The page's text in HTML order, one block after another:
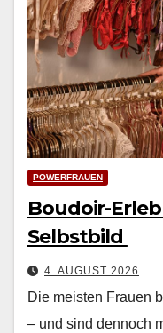
POWERFRAUEN
Boudoir-
Selbstbild
4. AUGUST 2026
Die meis­ten Frauen
– und sind den­noch